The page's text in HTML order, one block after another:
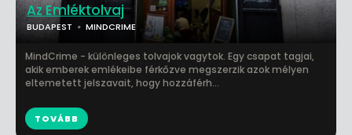
Az Emléktolvaj
BUDAPEST MINDCRIME
MindCrime - különleges tolvajok vagytok. Egy csapat tagjai,
akik emberek emlékeibe férkőzve megszerzik azok mélyen
eltemetett jelszavait, hogy hozzáférh...
TOVÁBB